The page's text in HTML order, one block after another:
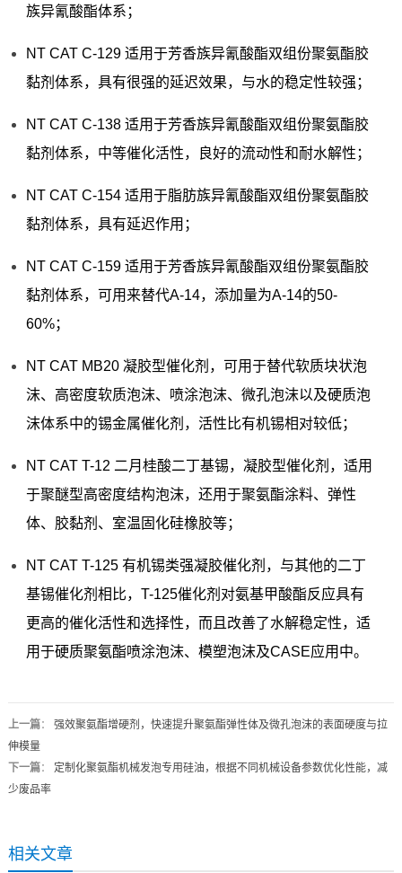
族异氰酸酯体系；
NT CAT C-129 适用于芳香族异氰酸酯双组份聚氨酯胶
黏剂体系，具有很强的延迟效果，与水的稳定性较强；
NT CAT C-138 适用于芳香族异氰酸酯双组份聚氨酯胶
黏剂体系，中等催化活性，良好的流动性和耐水解性；
NT CAT C-154 适用于脂肪族异氰酸酯双组份聚氨酯胶
黏剂体系，具有延迟作用；
NT CAT C-159 适用于芳香族异氰酸酯双组份聚氨酯胶
黏剂体系，可用来替代A-14，添加量为A-14的50-
60%；
NT CAT MB20 凝胶型催化剂，可用于替代软质块状泡
沫、高密度软质泡沫、喷涂泡沫、微孔泡沫以及硬质泡
沫体系中的锡金属催化剂，活性比有机锡相对较低；
NT CAT T-12 二月桂酸二丁基锡，凝胶型催化剂，适用
于聚醚型高密度结构泡沫，还用于聚氨酯涂料、弹性
体、胶黏剂、室温固化硅橡胶等；
NT CAT T-125 有机锡类强凝胶催化剂，与其他的二丁
基锡催化剂相比，T-125催化剂对氨基甲酸酯反应具有
更高的催化活性和选择性，而且改善了水解稳定性，适
用于硬质聚氨酯喷涂泡沫、模塑泡沫及CASE应用中。
上一篇： 强效聚氨酯增硬剂，快速提升聚氨酯弹性体及微孔泡沫的表面硬度与拉
伸模量
下一篇： 定制化聚氨酯机械发泡专用硅油，根据不同机械设备参数优化性能，减
少废品率
相关文章